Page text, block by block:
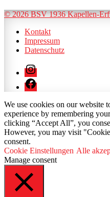
© 2026 BSV 1936 Kapellen-
Kontakt
Impressum
Datenschutz
Instagram
Facebook
We use cookies on our website
experience by remembering
clicking “Accept All”, you
However, you may visit
consent.
Cookie Einstellungen Alle
Manage consent